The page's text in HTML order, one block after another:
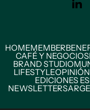
HOMEMEMBER
CAFÉ Y NEGOCIOS
BRAND STUDIO
LIFESTYLEOPINIÓN
EDICIONES
NEWSLETTERS